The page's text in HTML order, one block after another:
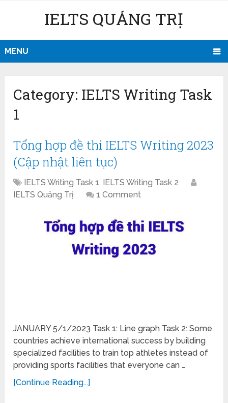
IELTS QUẢNG TRỊ
MENU
Category: IELTS Writing Task
1
Tổng hợp đề thi IELTS Writing 2023
(Cập nhật liên tục)
IELTS Writing Task 1,
IELTS Writing Task 2
IELTS Quảng Trị
1 Comment
JANUARY 5/1/2023 Task 1: Line graph Task 2: Some
countries achieve international success by building
specialized facilities to train top athletes instead of
providing sports facilities that everyone can …
[Continue Reading...]